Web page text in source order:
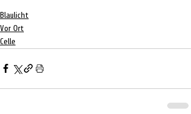
Blaulicht
Vor Ort
Celle